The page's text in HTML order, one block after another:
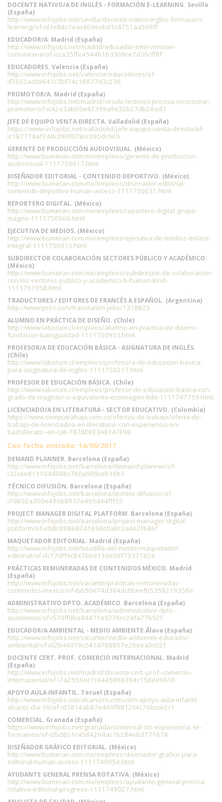
DOCENTE NATIVO/A DE INGLÉS - FORMACIÓN E-LEARNING. Sevilla
(España)
http://www.infojobs.net/sevilla/docente-nativo-ingles-formacion-
learning/of-id3e84c1eac469eabd1c4751aa598ff
EDUCADOR/A. Madrid (España)
http://www.infojobs.net/madrid/educador-intervencion-
comunitaria/of-icca35ffe4544b1b3369ce7d30cff8f
EDUCADORES. Valencia (España)
http://www.infojobs.net/valencia/educadores/of-
if7562ac09641c3bf74c16877d3c236
PROMOTOR/A. Madrid (España)
http://www.infojobs.net/madrid/circulo-lectores-precisa-incorporar-
promotor/of-ic42e3ab65e42399a9e32b27db28ad3
JEFE DE EQUIPO VENTA DIRECTA. Valladolid (España)
https://www.infojobs.net/valladolid/jefe-equipo-venta-directa/of-
ic187774af74dc390f078cc095dc965
GERENTE DE PRODUCCIÓN AUDIOVISUAL. (México)
http://www.bumeran.com.mx/empleos/gerente-de-produccion-
audiovisual-1111750617.html
DISEÑADOR EDITORIAL - CONTENIDO DEPORTIVO. (México)
http://www.bumeran.com.mx/empleos/disenador-editorial-
contenido-deportivo-human-access-1111750631.html
REPORTERO DIGITAL. (México)
http://www.bumeran.com.mx/empleos/reportero-digital-grupo-
magno-1111750566.html
EJECUTIVA DE MEDIOS. (México)
http://www.bumeran.com.mx/empleos/ejecutiva-de-medios-enlace-
integral-1111750915.html
SUBDIRECTOR COLABORACIÓN SECTORES PÚBLICO Y ACADÉMICO.
(México)
http://www.bumeran.com.mx/empleos/subdirector-de-colaboracion-
con-los-sectores-publico-y-academico-b-human-kind-
1111751958.html
TRADUCTORES / EDITORES DE FRANCÉS A ESPAÑOL. (Argentina)
http://www.proz.com/translation-jobs/1318825
ALUMNO EN PRÁCTICA DE DISEÑO. (Chile)
http://www.laborum.cl/empleos/alumno-en-practica-de-diseno-
fundacion-banigualdad-1111750953.html
PROFESOR/A DE EDUCACIÓN BÁSICA - ASIGNATURA DE INGLÉS.
(Chile)
http://www.laborum.cl/empleos/profesora-de-educacion-basica-
para-asignatura-de-ingles-1111750217.html
PROFESOR DE EDUCACIÓN BÁSICA. (Chile)
http://www.laborum.cl/empleos/profesor-de-educacion-basica-con-
grado-de-magister-o-equivalente-ecoimagen-ltda-1111747759.html
LICENCIADO/A EN LITERATURA - SECTOR EDUCATIVO. (Colombia)
https://www.computrabajo.com.co/ofertas-de-trabajo/oferta-de-
trabajo-de-licenciadoa-en-literatura--con-experiencia-en-
bachillerato--en-cali-7878DEE3A81A7F98
Con fecha entrada: 14/06/2017
DEMAND PLANNER. Barcelona (España)
http://www.infojobs.net/barcelona/demand-planner/of-
i32cee811104d0bbc760a909ceb16b1
TÉCNICO DIFUSIÓN. Barcelona (España)
http://www.infojobs.net/barcelona/tecnico-difusion/of-
i7d802a300e496b8937e495d44fff55
PROJECT MANAGER DIGITAL PLATFORM. Barcelona (España)
http://www.infojobs.net/barcelona/project-manager-digital-
platform/of-icb8c80868241658cda8c3a462f686f
MAQUETADOR EDITORIAL. Madrid (España)
http://www.infojobs.net/boadilla-del-monte/maquetador-
editorial/of-ifc17dff9c847bb9110e56f75371826
PRÁCTICAS REMUNERADAS DE CONTENIDOS MÉXICO. Madrid
(España)
http://www.infojobs.net/vacante/practicas-remuneradas-
contenidos-mexico/of-ibb50e74d384dc8beef05359219358e
ADMINISTRATIVO DPTO. ACADÉMICO. Barcelona (España)
http://www.infojobs.net/barcelona/administrativo-dpto.-
academico/of-i570ff9be84471e927fec2efa77b92f
EDUCADOR/A AMBIENTAL - MEDIO AMBIENTE.Álava (España)
http://www.infojobs.net/vacante/medio-ambiente-educador-
ambiental/of-i62b44010c541d788857e266ea0c02f
DOCENTE CERT. PROF. COMERCIO INTERNACIONAL. Madrid
(España)
http://www.infojobs.net/madrid/docente-cert.-prof.-comercio-
internacional/of-i7a2556ec1c4445886394c158e0661b
APOYO AULA INFANTIL. Teruel (España)
http://www.infojobs.net/alcaniz/sustitucion-apoyo-aula-infantil-
alcaniz-dia-16/of-id5814ab87e449f8812c4c76bcce2c1
COMERCIAL. Granada (España)
https://www.infojobs.net/granada/comercial-sin-experiencia.-te-
formamos/of-i0bd851c4584264ac7b284ebd171678
DISEÑADOR GRÁFICO EDITORIAL. (México)
http://www.bumeran.com.mx/empleos/disenador-grafico-para-
editorial-human-access-1111749054.html
AYUDANTE GENERAL PRENSA ROTATIVA. (México)
http://www.bumeran.com.mx/empleos/ayudante-general-prensa-
rotativa-editorial-progreso-1111749027.html